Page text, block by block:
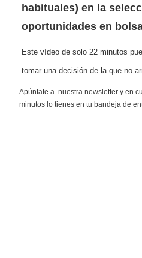
habituales) en la
oportunidades en
Este vídeo de solo 22 minutos
tomar una decisión de la que no
Apúntate a nuestra newsletter y en
minutos lo tienes en tu bandeja de